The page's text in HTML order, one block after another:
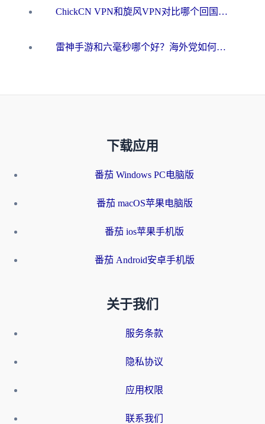
ChickCN VPN和旋风VPN对比哪个回国效果更好？海外用户的选择困境与出路
雷神手游和六毫秒哪个好？海外党如何真正解锁国内资源
下载应用
番茄 Windows PC电脑版
番茄 macOS苹果电脑版
番茄 ios苹果手机版
番茄 Android安卓手机版
关于我们
服务条款
隐私协议
应用权限
联系我们